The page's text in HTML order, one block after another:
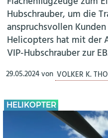
AERO-KULTUR
Hubschrauber, um die
anspruchsvollen
Helicopters hat mit der
VIP-Hubschrauber zur
29.05.2024von VOLKER K.
HELIKOPTER